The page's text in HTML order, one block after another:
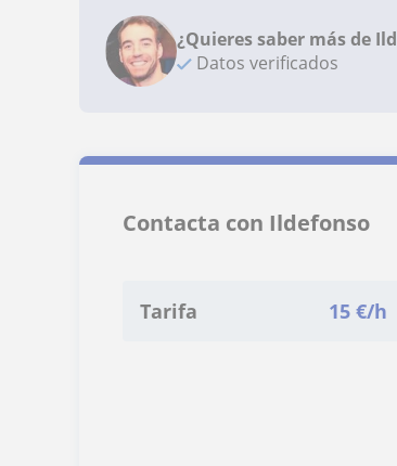
¿Quieres saber más de
Datos verificados
Contacta con Ildefonso
Tarifa 15 €/h